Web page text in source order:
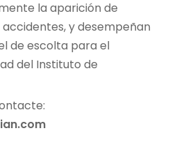
la aparición de
y desempeñan
de escolta para el
del Instituto de